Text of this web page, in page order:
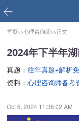
首页>>心理咨询师>>正文
2024年下半年
真题： 往年真题+解析
资料： 心理咨询师备考
Oct 6, 2024 11:36:02 AM